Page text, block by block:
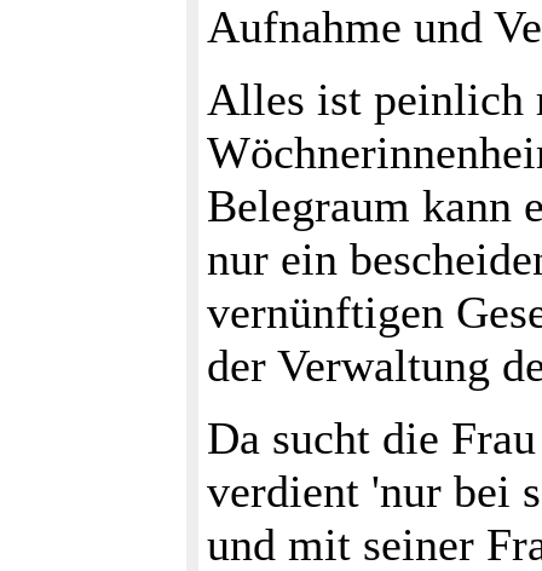
Aufnahme und
Alles ist peinlich
Belegraum kann
nur ein
vernünftigen
der Verwaltung
Da sucht die
verdient 'nur bei
und mit seiner